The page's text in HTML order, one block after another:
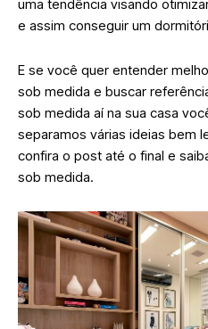
uma tendência visando
e assim conseguir um
E se você quer entender
sob medida e buscar
sob medida aí na sua casa
separamos várias ideias bem
confira o post até o final e
sob medida.